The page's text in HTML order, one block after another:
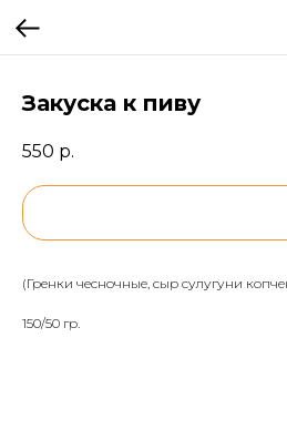
Закуска к пиву
550 р.
(Гренки чесночные, сыр сулугуни
150/50 гр.